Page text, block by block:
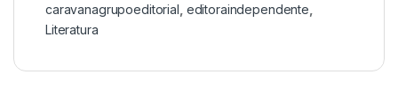
caravanagrupoeditorial editoraindependente
Literatura